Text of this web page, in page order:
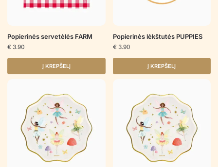
Popierinės servetėlės FARM
€ 3.90
Į KREPŠELĮ
Popierinės lėkštutės PUPPIES
€ 3.90
Į KREPŠELĮ